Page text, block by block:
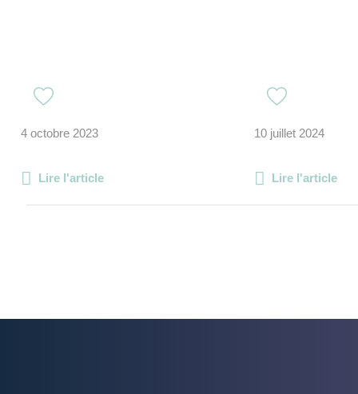
4 octobre 2023
Lire l'article
10 juillet 2024
Lire l'article